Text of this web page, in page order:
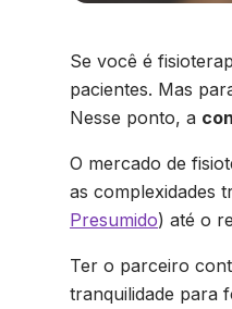
Se você é
pacientes. Mas
Nesse ponto, a
O mercado de
as complexidades
Presumido) até o
Ter o parceiro
tranquilidade para